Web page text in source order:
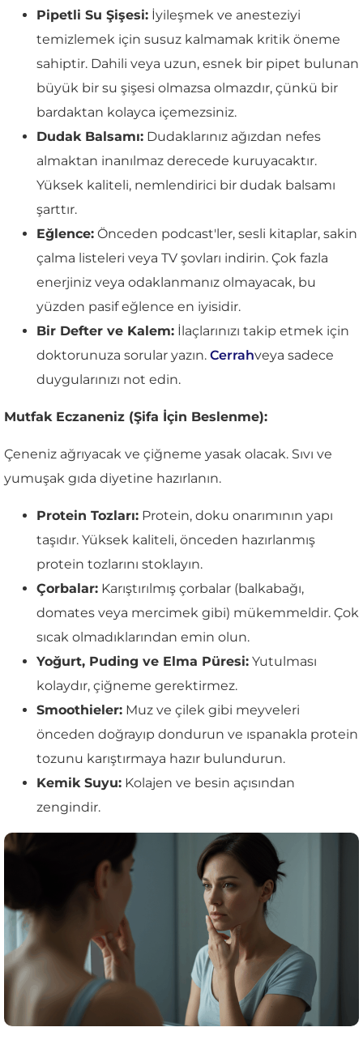
Pipetli Su Şişesi: İyileşmek ve anesteziyi
temizlemek için susuz kalmamak kritik öneme
sahiptir. Dahili veya uzun, esnek bir pipet bulunan
büyük bir su şişesi olmazsa olmazdır, çünkü bir
bardaktan kolayca içemezsiniz.
Dudak Balsamı: Dudaklarınız ağızdan nefes
almaktan inanılmaz derecede kuruyacaktır.
Yüksek kaliteli, nemlendirici bir dudak balsamı
şarttır.
Eğlence: Önceden podcast'ler, sesli kitaplar, sakin
çalma listeleri veya TV şovları indirin. Çok fazla
enerjiniz veya odaklanmanız olmayacak, bu
yüzden pasif eğlence en iyisidir.
Bir Defter ve Kalem: İlaçlarınızı takip etmek için
doktorunuza sorular yazın. Cerrahveya sadece
duygularınızı not edin.
Mutfak Eczaneniz (Şifa İçin Beslenme):
Çeneniz ağrıyacak ve çiğneme yasak olacak. Sıvı ve
yumuşak gıda diyetine hazırlanın.
Protein Tozları: Protein, doku onarımının yapı
taşıdır. Yüksek kaliteli, önceden hazırlanmış
protein tozlarını stoklayın.
Çorbalar: Karıştırılmış çorbalar (balkabağı,
domates veya mercimek gibi) mükemmeldir. Çok
sıcak olmadıklarından emin olun.
Yoğurt, Puding ve Elma Püresi: Yutulması
kolaydır, çiğneme gerektirmez.
Smoothieler: Muz ve çilek gibi meyveleri
önceden doğrayıp dondurun ve ıspanakla protein
tozunu karıştırmaya hazır bulundurun.
Kemik Suyu: Kolajen ve besin açısından
zengindir.